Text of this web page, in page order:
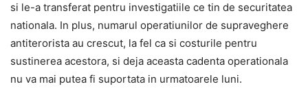
si le-a transferat pentru investigatiile ce tin de securitatea
nationala. In plus, numarul operatiunilor de supraveghere
antiterorista au crescut, la fel ca si costurile pentru
sustinerea acestora, si deja aceasta cadenta operationala
nu va mai putea fi suportata in urmatoarele luni.